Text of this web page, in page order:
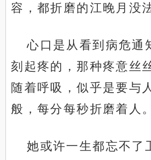
容，都折磨的江晚月没
心口是从看到病危通
刻起疼的，那种疼意丝
随着呼吸，似乎是要与
般，每分每秒折磨着人。
她或许一生都忘不了